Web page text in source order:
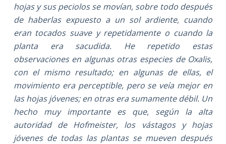
hojas y sus peciolos se movían, sobre todo después
de haberlas expuesto a un sol ardiente, cuando
eran tocados suave y repetidamente o cuando la
planta era sacudida. He repetido estas
observaciones en algunas otras especies de Oxalis,
con el mismo resultado; en algunas de ellas, el
movimiento era perceptible, pero se veía mejor en
las hojas jóvenes; en otras era sumamente débil. Un
hecho muy importante es que, según la alta
autoridad de Hofmeister, los vástagos y hojas
jóvenes de todas las plantas se mueven después